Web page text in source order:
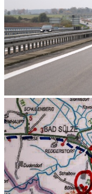
Stetinensis
Nie
pasem